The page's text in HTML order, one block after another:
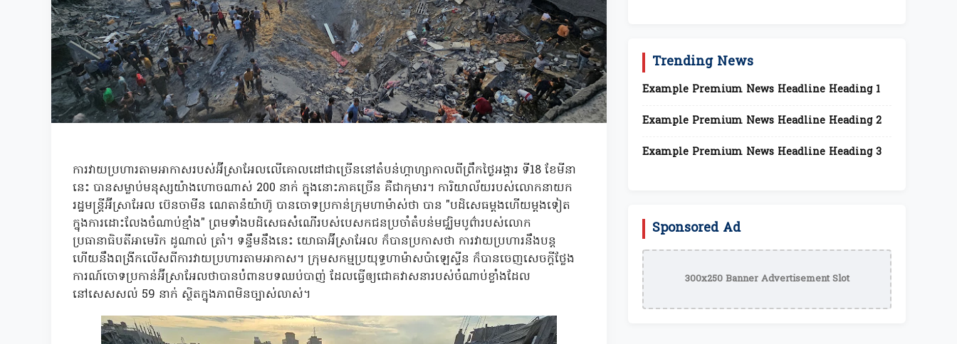
ការវាយប្រហារតាមអាកាសរបស់អ៊ីស្រាអែលលើគោលដៅជាច្រើននៅតំបន់ហ្គាហ្សាកាលពីព្រឹកថ្ងៃអង្គារ ទី18 ខែមីនា
នេះ បានសម្លាប់មនុស្សយ៉ាងហោចណាស់ 200 នាក់ ក្នុងនោះភាគច្រើន គឺជាកុមារ។ ការិយាល័យរបស់លោកនាយក
រដ្ឋមន្រ្តីអ៊ីស្រាអែល ប៊េនចាមីន ណេតាន៉យ៉ាហ៊ូ បានចោទប្រកាន់ក្រុមហាម៉ាស់ថា បាន "បដិសេធម្តងហើយម្តងទៀត
ក្នុងការដោះលែងចំណាប់ខ្មាំង" ព្រមទាំងបដិសេធសំណើរបស់បេសកជនប្រចាំតំបន់មជ្ឈិមបូព៌ារបស់លោក
ប្រធានាធិបតីអាមេរិក ដូណាល់ ត្រាំ។ ទន្ទឹមនឹងនេះ យោធាអ៊ីស្រាអែល ក៏បានប្រកាសថា ការវាយប្រហារនឹងបន្ត
ហើយនឹងពង្រីកលើសពីការវាយប្រហារតាមអាកាស។ ក្រុមសកម្មប្រយុទ្ធហាម៉ាសប៉ាឡេស្ទីន ក៏បានចេញសេចក្តីថ្លែង
ការណ៍ចោទប្រកាន់អ៊ីស្រាអែលថាបានបំពានបទឈប់បាញ់ ដែលធ្វើឲ្យជោគវាសនារបស់ចំណាប់ខ្លាំងដែល
នៅសេសសល់ 59 នាក់ ស្ថិតក្នុងភាពមិនច្បាស់លាស់។
Trending News
Example Premium News Headline Heading 1
Example Premium News Headline Heading 2
Example Premium News Headline Heading 3
Sponsored Ad
300x250 Banner Advertisement Slot